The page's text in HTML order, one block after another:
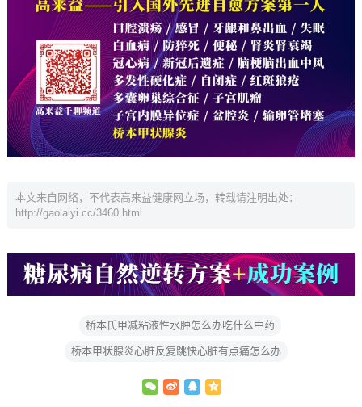
本文来自网络，不代表高来益健康网立场，转载请注明出处：
http://gaolaiyi.cc/3460.html
桥本氏甲减粘液性水肿怎么办吃什么中药
桥本甲状腺炎心脏反复跳快心脏有点痛怎么办